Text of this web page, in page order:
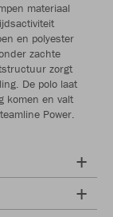
materiaal
en polyester
zachte
zorgt
De polo laat
komen en valt
Power.